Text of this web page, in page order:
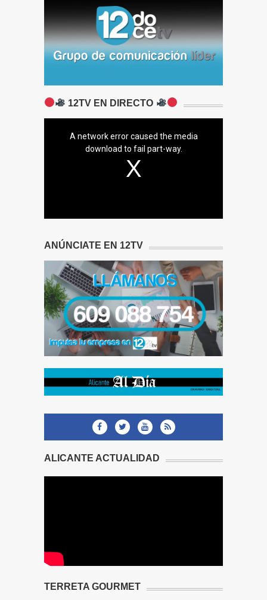
12TV EN DIRECTO
A network error caused the media
download to fail part-way.
ANÚNCIATE EN 12TV
ALICANTE ACTUALIDAD
TERRETA GOURMET